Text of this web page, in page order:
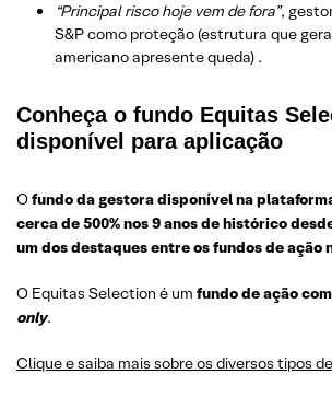
“Principal risco hoje vem de fora”,
S&P como proteção (estrutura que
americano apresente queda) .
Conheça o fundo Equitas
disponível para aplicação
Ofundo da gestora disponível na
cerca de 500% nos 9 anos de histórico
um dos destaques entre os fundos de ação
O Equitas Selection é um fundo de ação
only.
Clique e saiba mais sobre os diversos tipos